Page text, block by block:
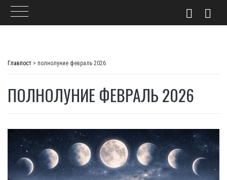
Главпост > полнолуние февраль 2026
ПОЛНОЛУНИЕ ФЕВРАЛЬ 2026